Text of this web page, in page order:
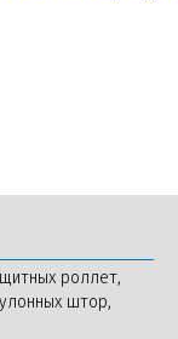
роллет,
штор,